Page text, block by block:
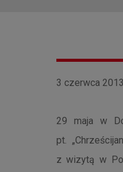
3 czerwca
29 maja w
pt.
z wizytą w